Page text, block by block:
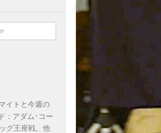
イトと今週の
：アダム･コー
グ王座戦、他